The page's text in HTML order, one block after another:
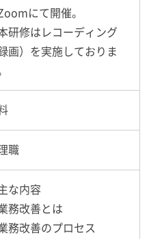
にて開催。
研修はレコーディング
録画）を実施しておりま
職
な内容
務改善とは
務改善のプロセス